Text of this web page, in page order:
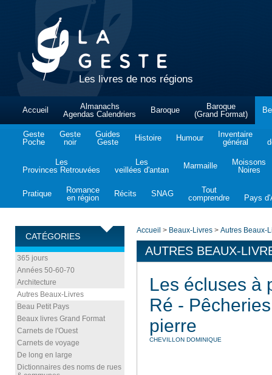
Les livres de nos régions
Accueil
Almanachs
Agendas Calendriers
Baroque
Baroque
(Grand Format)
Geste
Poche
Geste
noir
Guides
Geste
Histoire Humour
Inventaire
général
Les
Provinces Retrouvées
Les
veillées d'antan
Marmaille
Moissons
Noires
Pratique
Romance
en région
Récits SNAG
Tout
comprendre
Pays
CATÉGORIES
365 jours
Années 50-60-70
Architecture
Autres Beaux-Livres
Beau Petit Pays
Beaux livres Grand Format
Carnets de l'Ouest
Carnets de voyage
De long en large
Dictionnaires des noms de rues
Accueil > Beaux-Livres > Autres Beaux-
AUTRES BEAUX-
Les écluses à
Ré -
pierre
CHEVILLON DOMINIQUE